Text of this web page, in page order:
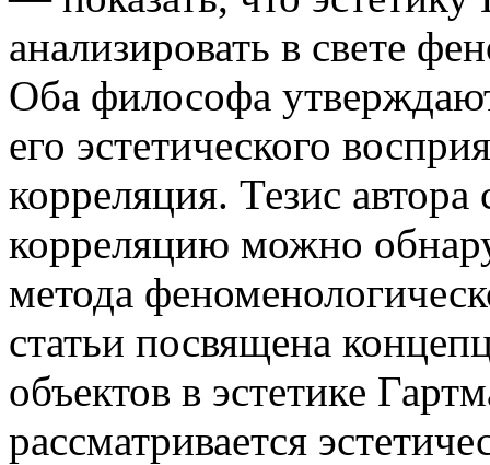
анализировать в свете
Оба философа
его эстетического
корреляция. Тезис автора
корреляцию можно
метода
статьи посвящена
объектов в эстетике
рассматривается